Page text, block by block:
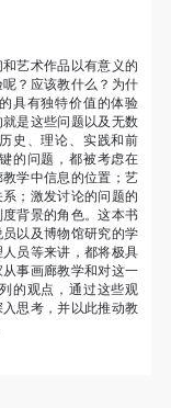
艺术作品以有意义的
？应该教什么？为什
具有独特价值的体验
是这些问题以及无数
史、理论、实践和前
的问题，都被考虑在
学中信息的位置；艺
；激发讨论的问题的
背景的角色。这本书
以及博物馆研究的学
员等来讲，都将极具
事画廊教学和对这一
的观点，通过这些观
思考，并以此推动教
美的融为一
”的注视下，
的和平和安
面被定格静止
所有，任何形
约是我不必多
，每一个来到
受吴哥雄伟壮
的分享。 冷